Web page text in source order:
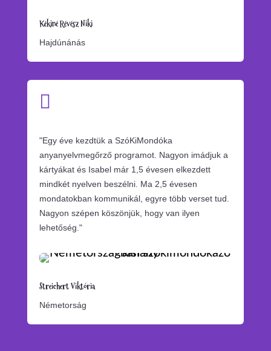
Kékiné Révész Niki
Hajdúnánás

"Egy éve kezdtük a SzóKiMondóka
anyanyelvmegőrző programot. Nagyon imádjuk a
kártyákat és Isabel már 1,5 évesen elkezdett
mindkét nyelven beszélni. Ma 2,5 évesen
mondatokban kommunikál, egyre több verset tud.
Nagyon szépen köszönjük, hogy van ilyen
lehetőség. "
Streichert Viktória
Németorság